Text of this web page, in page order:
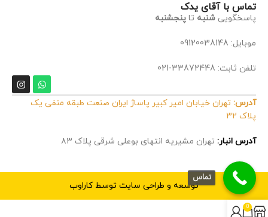
تماس با آقای یدک
پاسخگویی شنبه تا پنجشنبه
موبایل: 09120038148
تلفن ثابت: 33872448-021
آدرس: تهران خیابان امیر کبیر پاساژ ایران صنعت طبقه منفی یک
پلاک 32
آدرس انبار: تهران مشیریه انتهای بوعلی شرقی پلاک ۸۳
توسعه و طراحی سایت توسط کاراوب
0
تماس